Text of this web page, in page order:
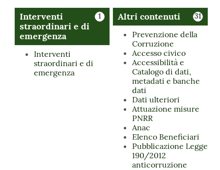
1
Interventi
straordinari e di
emergenza
Interventi
straordinari e di
emergenza
31
Altri contenuti
Prevenzione della
Corruzione
Accesso civico
Accessibilità e
Catalogo di dati,
metadati e banche
dati
Dati ulteriori
Attuazione misure
PNRR
Anac
Elenco Beneficiari
Pubblicazione Legge
190/2012
anticorruzione